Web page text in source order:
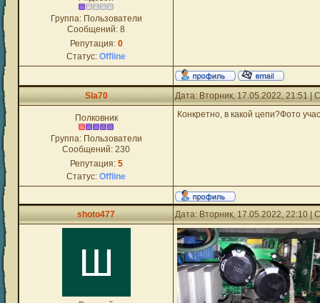
Группа: Пользователи
Сообщений: 8
Репутация: 0
Статус: Offline
Sla70 Дата: Вторник, 17.05.2022, 21:51 |
Полковник
Группа: Пользователи
Сообщений: 230
Репутация: 5
Статус: Offline
Конкретно, в какой цепи?Фото
shoto477 Дата: Вторник, 17.05.2022, 22:10 |